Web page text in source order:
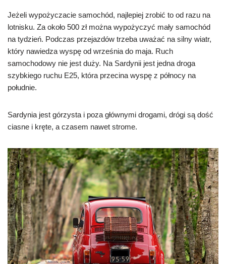
Jeżeli wypożyczacie samochód, najlepiej zrobić to od razu na
lotnisku. Za około 500 zł można wypożyczyć mały samochód
na tydzień. Podczas przejazdów trzeba uważać na silny wiatr,
który nawiedza wyspę od września do maja. Ruch
samochodowy nie jest duży. Na Sardynii jest jedna droga
szybkiego ruchu E25, która przecina wyspę z północy na
południe.
Sardynia jest górzysta i poza głównymi drogami, drógi są dość
ciasne i kręte, a czasem nawet strome.